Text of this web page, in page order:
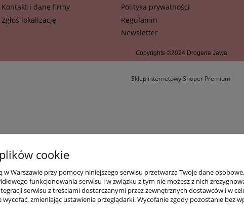
Kontakt i dane firmy
Zgłoś lokalizację
Polityka prywatności
Regulamin
Newsletter
Copyrights ©2024 Drogerie Jawa
Sklep internetowy Shoper Premium
cookie
w Warszawie przy pomocy niniejszego serwisu przetwarza Twoje dane
funkcjonowania serwisu i w związku z tym nie możesz z nich
serwisu z treściami dostarczanymi przez zewnętrznych dostawców i w
zmieniając ustawienia przeglądarki. Wycofanie zgody pozostanie bez